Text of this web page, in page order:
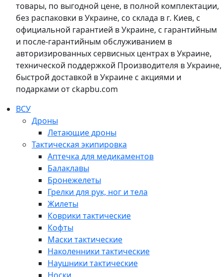
товары, по выгодной цене, в полной комплектации,
без распаковки в Украине, со склада в г. Киев, с
официальной гарантией в Украине, с гарантийным
и после-гарантийным обслуживанием в
авторизированных сервисных центрах в Украине,
технической поддержкой Производителя в Украине,
быстрой доставкой в Украине с акциями и
подарками от ckapbu.com
ВСУ
Дроны
Летающие дроны
Тактическая экипировка
Аптечка для медикаментов
Балаклавы
Бронежелеты
Грелки для рук, ног и тела
Жилеты
Коврики тактические
Кофты
Маски тактические
Наколенники тактические
Наушники тактические